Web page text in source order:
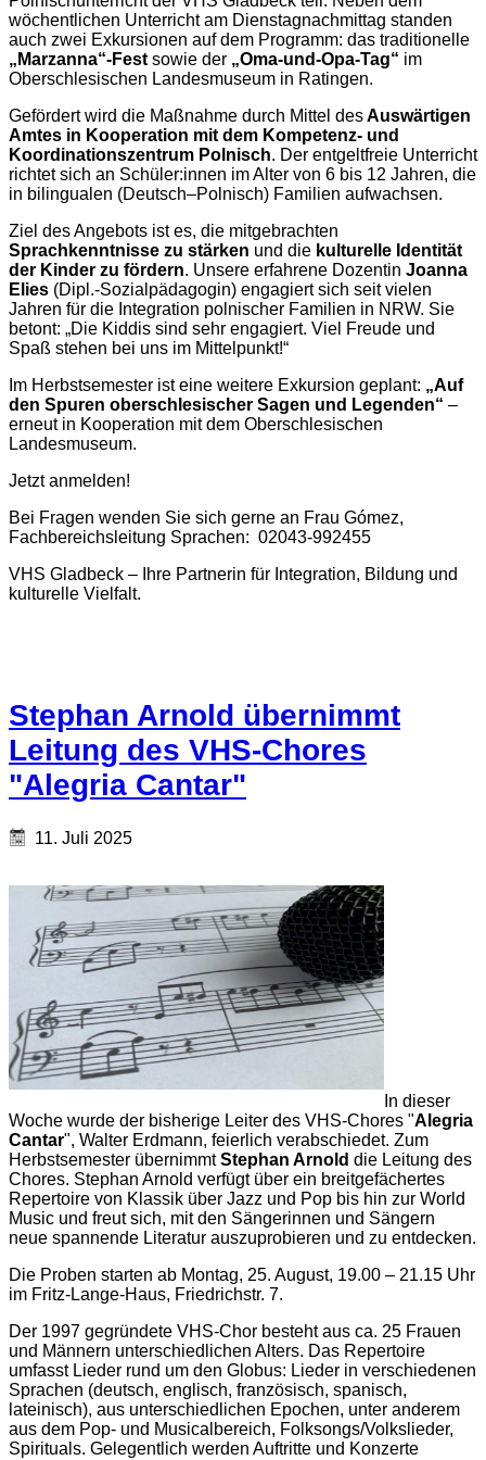
wöchentlichen Unterricht am Dienstagnachmittag standen
auch zwei Exkursionen auf dem Programm: das traditionelle
„Marzanna“-Fest sowie der „Oma-und-Opa-Tag“ im
Oberschlesischen Landesmuseum in Ratingen.
Gefördert wird die Maßnahme durch Mittel desAuswärtigen
Amtes in Kooperation mit dem Kompetenz- und
Koordinationszentrum Polnisch. Der entgeltfreie Unterricht
richtet sich an Schüler:innen im Alter von 6 bis 12 Jahren, die
in bilingualen (Deutsch–Polnisch) Familien aufwachsen.
Ziel des Angebots ist es, die mitgebrachten
Sprachkenntnisse zu stärken und die kulturelle Identität
der Kinder zu fördern. Unsere erfahrene Dozentin Joanna
Elies (Dipl.-Sozialpädagogin) engagiert sich seit vielen
Jahren für die Integration polnischer Familien in NRW. Sie
betont: „Die Kiddis sind sehr engagiert. Viel Freude und
Spaß stehen bei uns im Mittelpunkt!“
Im Herbstsemester ist eine weitere Exkursion geplant: „Auf
den Spuren oberschlesischer Sagen und Legenden“ –
erneut in Kooperation mit dem Oberschlesischen
Landesmuseum.
Jetzt anmelden!
Bei Fragen wenden Sie sich gerne an Frau Gómez,
Fachbereichsleitung Sprachen: 02043-992455
VHS Gladbeck – Ihre Partnerin für Integration, Bildung und
kulturelle Vielfalt.
Stephan Arnold übernimmt
Leitung des VHS-Chores
"Alegria Cantar"
11. Juli 2025
In dieser
Woche wurde der bisherige Leiter des VHS-Chores "Alegria
Cantar", Walter Erdmann, feierlich verabschiedet. Zum
Herbstsemester übernimmtStephan Arnold die Leitung des
Chores. Stephan Arnold verfügt über ein breitgefächertes
Repertoire von Klassik über Jazz und Pop bis hin zur World
Music und freut sich, mit den Sängerinnen und Sängern
neue spannende Literatur auszuprobieren und zu entdecken.
Die Proben starten ab Montag, 25. August, 19.00 – 21.15 Uhr
im Fritz-Lange-Haus, Friedrichstr. 7.
Der 1997 gegründete VHS-Chor besteht aus ca. 25 Frauen
und Männern unterschiedlichen Alters. Das Repertoire
umfasst Lieder rund um den Globus: Lieder in verschiedenen
Sprachen (deutsch, englisch, französisch, spanisch,
lateinisch), aus unterschiedlichen Epochen, unter anderem
aus dem Pop- und Musicalbereich, Folksongs/Volkslieder,
Spirituals. Gelegentlich werden Auftritte und Konzerte